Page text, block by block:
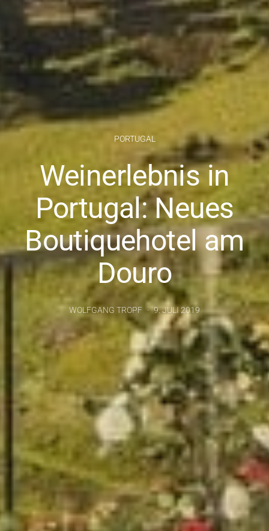
PORTUGAL
Weinerlebnis in
Portugal: Neues
Boutiquehotel am
Douro
WOLFGANG TROPF 9. JULI 2019